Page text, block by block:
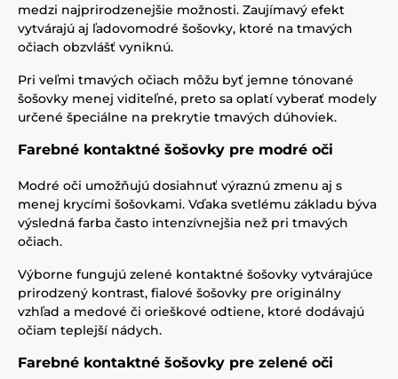
medzi najprirodzenejšie možnosti. Zaujímavý efekt
vytvárajú aj ľadovomodré šošovky, ktoré na tmavých
očiach obzvlášť vyniknú.
Pri veľmi tmavých očiach môžu byť jemne tónované
šošovky menej viditeľné, preto sa oplatí vyberať modely
určené špeciálne na prekrytie tmavých dúhoviek.
Farebné kontaktné šošovky pre modré oči
Modré oči umožňujú dosiahnuť výraznú zmenu aj s
menej krycími šošovkami. Vďaka svetlému základu býva
výsledná farba často intenzívnejšia než pri tmavých
očiach.
Výborne fungujú zelené kontaktné šošovky vytvárajúce
prirodzený kontrast, fialové šošovky pre originálny
vzhľad a medové či orieškové odtiene, ktoré dodávajú
očiam teplejší nádych.
Farebné kontaktné šošovky pre zelené oči